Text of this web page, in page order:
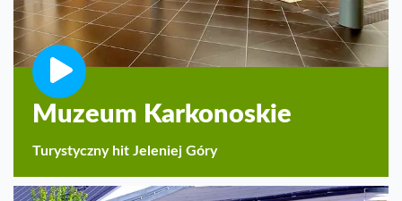
Muzeum Karkonoskie
Turystyczny hit Jeleniej Góry